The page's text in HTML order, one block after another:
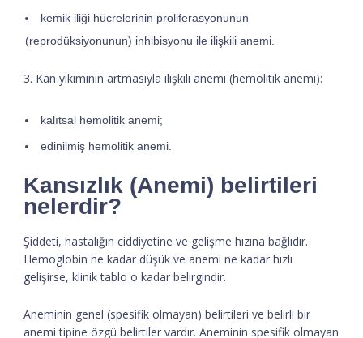
kemik iliği hücrelerinin proliferasyonunun
(reprodüksiyonunun) inhibisyonu ile ilişkili anemi.
3. Kan yıkımının artmasıyla ilişkili anemi (hemolitik anemi):
kalıtsal hemolitik anemi;
edinilmiş hemolitik anemi.
Kansızlık (Anemi) belirtileri
nelerdir?
Şiddeti, hastalığın ciddiyetine ve gelişme hızına bağlıdır.
Hemoglobin ne kadar düşük ve anemi ne kadar hızlı
gelişirse, klinik tablo o kadar belirgindir.
Aneminin genel (spesifik olmayan) belirtileri ve belirli bir
anemi tipine özgü belirtiler vardır. Aneminin spesifik olmayan